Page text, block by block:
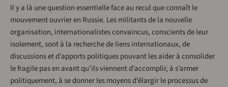
Il y a là une question essentielle face au recul que connaît le
mouvement ouvrier en Russie. Les militants de la nouvelle
organisation, internationalistes convaincus, conscients de leur
isolement, sont à la recherche de liens internationaux, de
discussions et d’apports politiques pouvant les aider à consolider
le fragile pas en avant qu’ils viennent d’accomplir, à s’armer
politiquement, à se donner les moyens d’élargir le processus de